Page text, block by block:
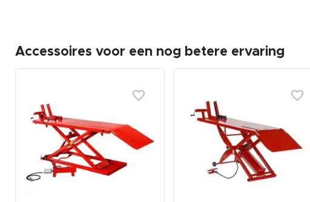
Accessoires voor een nog betere ervaring